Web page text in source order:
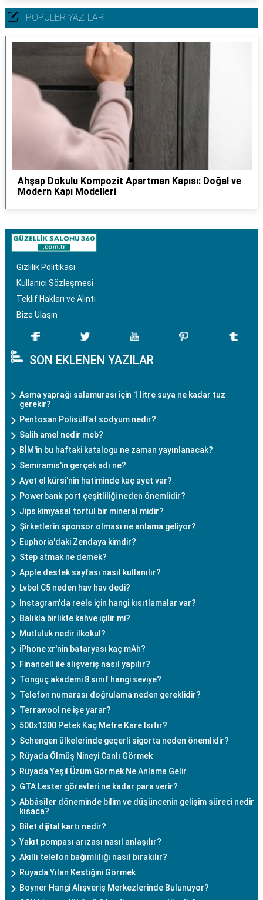
POPÜLER YAZILAR
Ahşap Dokulu Kompozit Apartman Kapısı: Doğal ve
Modern Kapı Modelleri
Gizlilik Politikası
Kullanıcı Sözleşmesi
Teklif Hakları ve Alıntı
Bize Ulaşın
SON EKLENEN YAZILAR
Asma yaprağı salamurası için 1 litre suya ne kadar tuz
gerekir?
Pentosan Polisülfat sodyum nedir?
Salih amel nedir meb?
BİM'in bu haftaki katalogu ne zaman yayınlanacak?
Semiramis'in gerçek adı ne?
Ayet el kürsi'nin hatiminde kaç ayet var?
Powerbank port çeşitliliği neden önemlidir?
Jips kimyasal tortul bir mineral midir?
Şirketlerin sponsor olması ne anlama geliyor?
Euphoria'daki Zendaya kimdir?
Step atmak ne demek?
Apple destek sayfası nasıl kullanılır?
Lvbel C5 neden hav hav dedi?
Instagram'da reels için hangi kısıtlamalar var?
Balıkla birlikte kahve içilir mi?
Mutluluk nedir ilkokul?
iPhone xr'nin bataryası kaç mAh?
Financell ile alışveriş nasıl yapılır?
Tonguç akademi 8 sınıf hangi seviye?
Telefon numarası doğrulama neden gereklidir?
Terrawool ne işe yarar?
500x1300 Petek Kaç Metre Kare Isıtır?
Schengen ülkelerinde geçerli sigorta neden önemlidir?
Rüyada Ölmüş Nineyi Canlı Görmek
Rüyada Yeşil Üzüm Görmek Ne Anlama Gelir
GTA Lester görevleri ne kadar para verir?
Abbâsîler döneminde bilim ve düşüncenin gelişim süreci nedir
kısaca?
Bilet dijital kartı nedir?
Yakıt pompası arızası nasıl anlaşılır?
Akıllı telefon bağımlılığı nasıl bırakılır?
Rüyada Yılan Kestiğini Görmek
Boyner Hangi Alışveriş Merkezlerinde Bulunuyor?